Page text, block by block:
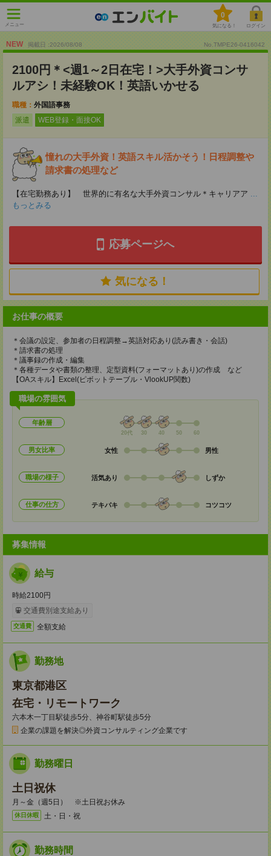
メニュー
0
気になる！ ログイン
NEW 掲載日 :2026/08/08 No.TMPE26-0416042
2100円＊<週1～2日在宅！>大手外資コンサ
ルアシ！未経験OK！英語いかせる
職種： 外国語事務
派遣
WEB登録・面接OK
憧れの大手外資！英語スキル活かそう！日程調整や
請求書の処理など
【在宅勤務あり】 世界的に有名な大手外資コンサル＊キャリアア ...
もっとみる
応募ページへ
気になる！
お仕事の概要
＊会議の設定、参加者の日程調整→英語対応あり(読み書き・会話)
＊請求書の処理
＊議事録の作成・編集
＊各種データや書類の整理、定型資料(フォーマットあり)の作成 など
【OAスキル】Excel(ピボットテーブル・VlookUP関数)
職場の雰囲気
年齢層
20代 30 40 50 60
男女比率 女性 男性
職場の様子 活気あり しずか
仕事の仕方 テキパキ コツコツ
募集情報
給与
時給2100円
交通費別途支給あり
交通費 全額支給
勤務地
東京都港区
在宅・リモートワーク
六本木一丁目駅徒歩5分、神谷町駅徒歩5分
企業の課題を解決◎外資コンサルティング企業です
勤務曜日
土日祝休
月～金（週5日） ※土日祝お休み
休日休暇 土・日・祝
勤務時間